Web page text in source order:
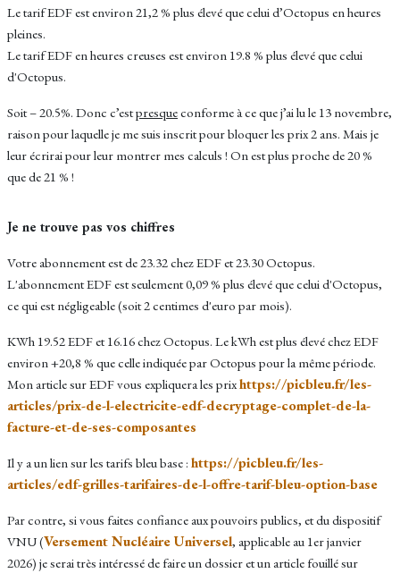
Le tarif EDF est environ 21,2 % plus élevé que celui d’Octopus en heures
pleines.
Le tarif EDF en heures creuses est environ 19.8 % plus élevé que celui
d'Octopus.
Soit – 20.5%. Donc c’estpresqueconforme à ce que j’ai lu le 13 novembre,
raison pour laquelle je me suis inscrit pour bloquer les prix 2 ans. Mais je
leur écrirai pour leur montrer mes calculs ! On est plus proche de 20 %
que de 21 % !
Je ne trouve pas vos chiffres
Votre abonnement est de 23.32 chez EDF et 23.30 Octopus.
L'abonnement EDF est seulement 0,09 % plus élevé que celui d'Octopus,
ce qui est négligeable (soit 2 centimes d'euro par mois).
KWh 19.52 EDF et 16.16 chez Octopus. Le kWh est plus élevé chez EDF
environ +20,8 % que celle indiquée par Octopus pour la même période.
Mon article sur EDF vous expliquera les prixhttps://picbleu.fr/les-
articles/prix-de-l-electricite-edf-decryptage-complet-de-la-
facture-et-de-ses-composantes
Il y a un lien sur les tarifs bleu base : https://picbleu.fr/les-
articles/edf-grilles-tarifaires-de-l-offre-tarif-bleu-option-base
Par contre, si vous faites confiance aux pouvoirs publics, et du dispositif
VNU (Versement Nucléaire Universel, applicable au 1er janvier
2026) je serai très intéressé de faire un dossier et un article fouillé sur